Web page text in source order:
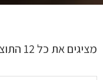
מציגים את כל ⁦12⁩ התוצאות